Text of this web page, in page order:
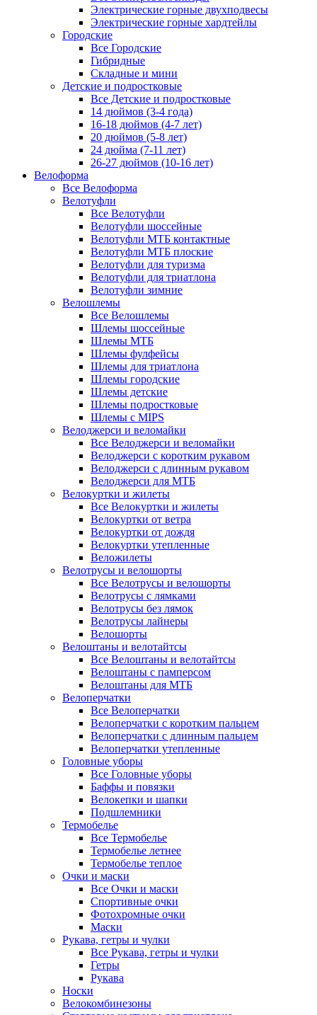
Электрические горные двухподвесы
Электрические горные хардтейлы
Городские
Все Городские
Гибридные
Складные и мини
Детские и подростковые
Все Детские и подростковые
14 дюймов (3-4 года)
16-18 дюймов (4-7 лет)
20 дюймов (5-8 лет)
24 дюйма (7-11 лет)
26-27 дюймов (10-16 лет)
Велоформа
Все Велоформа
Велотуфли
Все Велотуфли
Велотуфли шоссейные
Велотуфли МТБ контактные
Велотуфли МТБ плоские
Велотуфли для туризма
Велотуфли для триатлона
Велотуфли зимние
Велошлемы
Все Велошлемы
Шлемы шоссейные
Шлемы МТБ
Шлемы фулфейсы
Шлемы для триатлона
Шлемы городские
Шлемы детские
Шлемы подростковые
Шлемы с MIPS
Велоджерси и веломайки
Все Велоджерси и веломайки
Велоджерси с коротким рукавом
Велоджерси с длинным рукавом
Велоджерси для МТБ
Велокуртки и жилеты
Все Велокуртки и жилеты
Велокуртки от ветра
Велокуртки от дождя
Велокуртки утепленные
Веложилеты
Велотрусы и велошорты
Все Велотрусы и велошорты
Велотрусы с лямками
Велотрусы без лямок
Велотрусы лайнеры
Велошорты
Велоштаны и велотайтсы
Все Велоштаны и велотайтсы
Велоштаны с памперсом
Велоштаны для МТБ
Велоперчатки
Все Велоперчатки
Велоперчатки с коротким пальцем
Велоперчатки с длинным пальцем
Велоперчатки утепленные
Головные уборы
Все Головные уборы
Баффы и повязки
Велокепки и шапки
Подшлемники
Термобелье
Все Термобелье
Термобелье летнее
Термобелье теплое
Очки и маски
Все Очки и маски
Спортивные очки
Фотохромные очки
Маски
Рукава, гетры и чулки
Все Рукава, гетры и чулки
Гетры
Рукава
Носки
Велокомбинезоны